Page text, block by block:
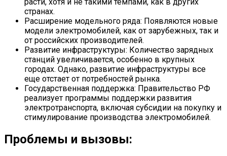
расти, хотя и не такими темпами, как в других
странах.
Расширение модельного ряда: Появляются новые
модели электромобилей, как от зарубежных, так и
от российских производителей.
Развитие инфраструктуры: Количество зарядных
станций увеличивается, особенно в крупных
городах. Однако, развитие инфраструктуры все
еще отстает от потребностей рынка.
Государственная поддержка: Правительство РФ
реализует программы поддержки развития
электротранспорта, включая субсидии на покупку и
стимулирование производства электромобилей.
Проблемы и вызовы: